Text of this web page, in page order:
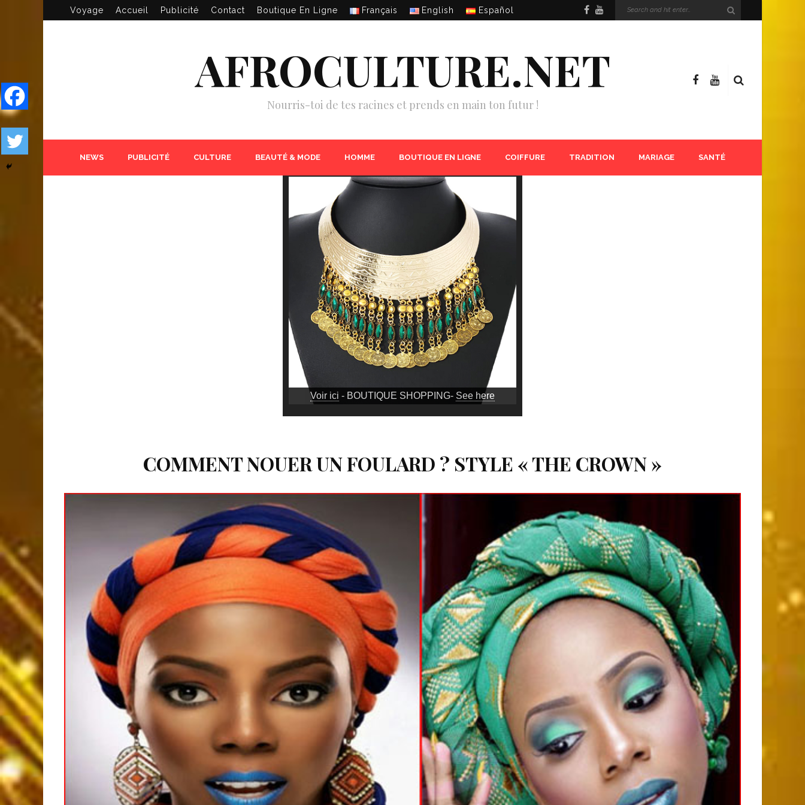
Voyage Accueil Publicité Contact Boutique En Ligne Français English Español
AFROCULTURE.NET
Nourris-toi de tes racines et prends en main ton futur !
NEWS PUBLICITÉ CULTURE BEAUTÉ & MODE HOMME BOUTIQUE EN LIGNE COIFFURE TRADITION MARIAGE SANTÉ
Voir ici - BOUTIQUE SHOPPING- See here
COMMENT NOUER UN FOULARD ? STYLE « THE CROWN »